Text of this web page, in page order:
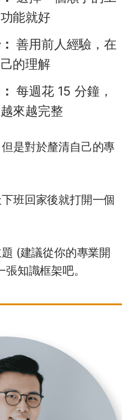
能就好
善用前人經驗，在
的理解
每週花 15 分鐘，
來越完整
是對於釐清自己的專
班回家後就打開一個
(建議從你的專業開
知識框架吧。